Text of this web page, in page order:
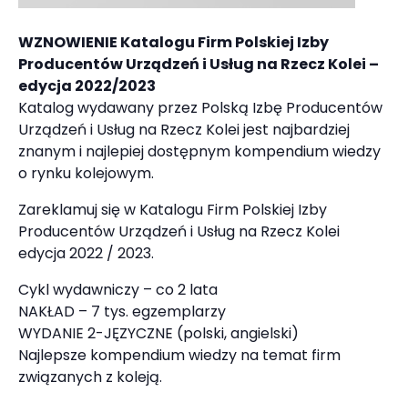
WZNOWIENIE Katalogu Firm Polskiej Izby
Producentów Urządzeń i Usług na Rzecz Kolei –
edycja 2022/2023
Katalog wydawany przez Polską Izbę Producentów
Urządzeń i Usług na Rzecz Kolei jest najbardziej
znanym i najlepiej dostępnym kompendium wiedzy
o rynku kolejowym.
Zareklamuj się w Katalogu Firm Polskiej Izby
Producentów Urządzeń i Usług na Rzecz Kolei
edycja 2022 / 2023.
Cykl wydawniczy – co 2 lata
NAKŁAD – 7 tys. egzemplarzy
WYDANIE 2-JĘZYCZNE (polski, angielski)
Najlepsze kompendium wiedzy na temat firm
związanych z koleją.